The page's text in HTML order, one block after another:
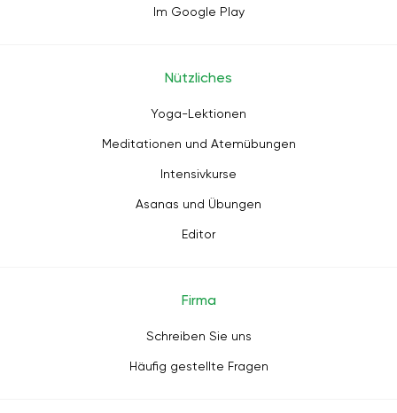
Im Google Play
Nützliches
Yoga-Lektionen
Meditationen und Atemübungen
Intensivkurse
Asanas und Übungen
Editor
Firma
Schreiben Sie uns
Häufig gestellte Fragen